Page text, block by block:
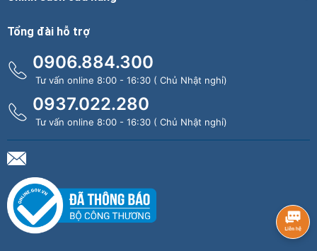
Tổng đài hỗ trợ
0906.884.300
Tư vấn online 8:00 - 16:30 ( Chủ Nhật nghỉ)
0937.022.280
Tư vấn online 8:00 - 16:30 ( Chủ Nhật nghỉ)